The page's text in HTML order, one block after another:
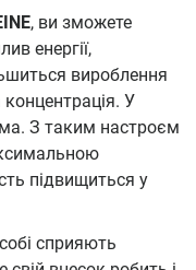
, ви зможете
енергії,
вироблення
У
З таким настроєм
підвищиться у
сприяють